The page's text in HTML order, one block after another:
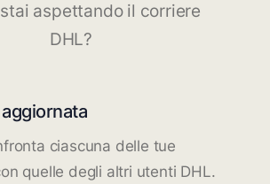
aspettando il corriere
DHL?
ciascuna delle tue
quelle degli altri utenti DHL.